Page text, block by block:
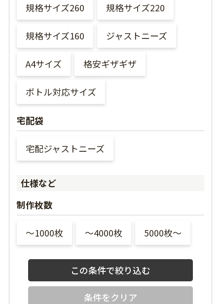
規格サイズ260 規格サイズ220
規格サイズ160 ジャストニーズ
A4サイズ 格安ギザギザ
ボトル対応サイズ
宅配袋
宅配ジャストニーズ
仕様など
制作枚数
〜1000枚 〜4000枚 5000枚〜
条件をクリア